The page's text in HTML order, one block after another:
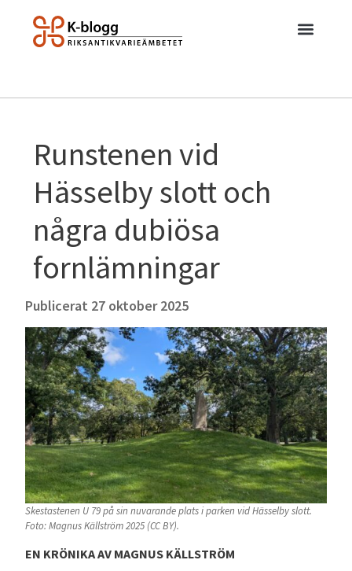
Runstenen vid
Hässelby slott och
några dubiösa
fornlämningar
Publicerat 27 oktober 2025
Skestastenen U 79 på sin nuvarande plats i parken vid Hässelby slott.
Foto: Magnus Källström 2025 (CC BY).
EN KRÖNIKA AV MAGNUS KÄLLSTRÖM